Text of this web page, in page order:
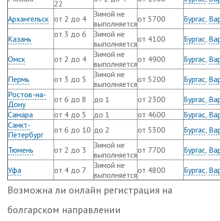
22
Архангельск от 2 до 4
Зимой не
выполняетсяот 5700 Бургас,
Казань от 3 до 6
Зимой не
выполняетсяот 4100 Бургас,
Омск от 2 до 4
Зимой не
выполняетсяот 4900 Бургас,
Пермь от 3 до 5
Зимой не
выполняетсяот 5200 Бургас,
Ростов-на-
Дону
от 6 до 8 до 1 от 2300 Бургас,
Самара
от 4 до 5 до 1 от 4600 Бургас,
Санкт-
Петербург
от 6 до 10 до 2 от 5300 Бургас,
Тюмень от 2 до 3
Зимой не
выполняетсяот 7700 Бургас,
Уфа от 4 до 7
Зимой не
выполняетсяот 4800 Бургас,
Возможна ли онлайн регистрация на
болгарском направлении